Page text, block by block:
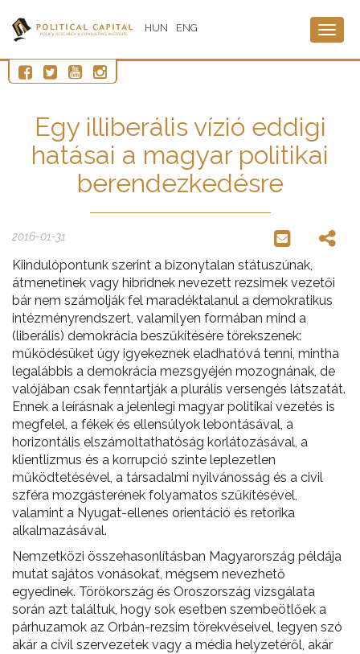
HUN ENG
Egy illiberális vízió eddigi
hatásai a magyar politikai
berendezkedésre
2016-01-31
Kiindulópontunk szerint a bizonytalan státuszúnak,
átmenetinek vagy hibridnek nevezett rezsimek vezetői
bár nem számolják fel maradéktalanul a demokratikus
intézményrendszert, valamilyen formában mind a
(liberális) demokrácia beszűkítésére törekszenek:
működésüket úgy igyekeznek eladhatóvá tenni, mintha
legalábbis a demokrácia mezsgyéjén mozognának, de
valójában csak fenntartják a plurális versengés látszatát.
Ennek a leírásnak a jelenlegi magyar politikai vezetés is
megfelel, a fékek és ellensúlyok lebontásával, a
horizontális elszámoltathatóság korlátozásával, a
klientlizmus és a korrupció szinte leplezetlen
működtetésével, a társadalmi nyilvánosság és a civil
szféra mozgásterének folyamatos szűkítésével,
valamint a Nyugat-ellenes orientáció és retorika
alkalmazásával.
Nemzetközi összehasonlításban Magyarország példája
mutat sajátos vonásokat, mégsem nevezhető
egyedinek. Törökország és Oroszország vizsgálata
során azt találtuk, hogy sok esetben szembeötlőek a
párhuzamok az Orbán-rezsim törekvéseivel, legyen szó
akár a civil szervezetek vagy a média helyzetéről, akár